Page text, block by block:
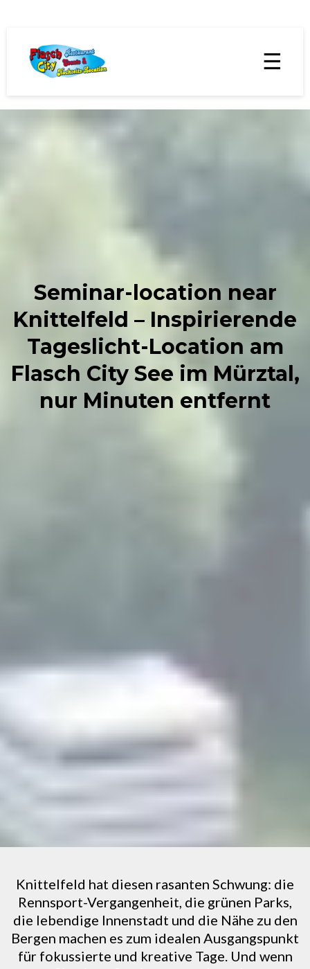
☰
Seminar-location near
Knittelfeld – Inspirierende
Tageslicht-Location am
Flasch City See im Mürztal,
nur Minuten entfernt
Knittelfeld hat diesen rasanten Schwung: die
Rennsport-Vergangenheit, die grünen Parks,
die lebendige Innenstadt und die Nähe zu den
Bergen machen es zum idealen Ausgangspunkt
für fokussierte und kreative Tage. Und wenn